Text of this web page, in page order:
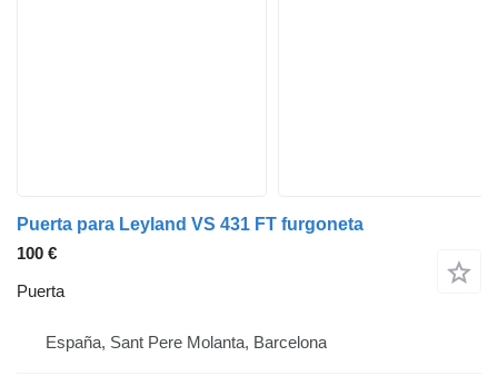
Puerta para Leyland VS 431 FT furgoneta
100 €
Puerta
España, Sant Pere Molanta, Barcelona